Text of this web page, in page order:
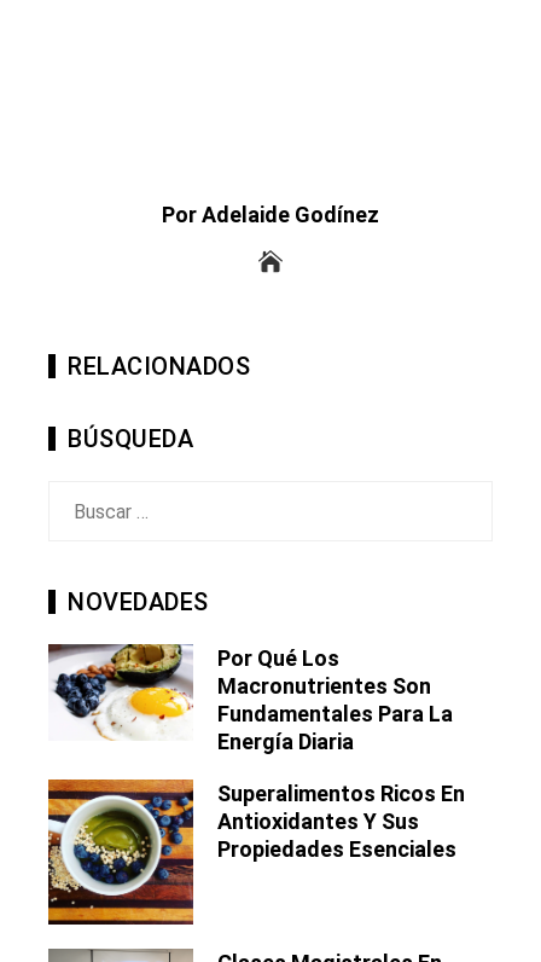
Por Adelaide Godínez
RELACIONADOS
BÚSQUEDA
NOVEDADES
Por Qué Los
Macronutrientes Son
Fundamentales Para La
Energía Diaria
Superalimentos Ricos En
Antioxidantes Y Sus
Propiedades Esenciales